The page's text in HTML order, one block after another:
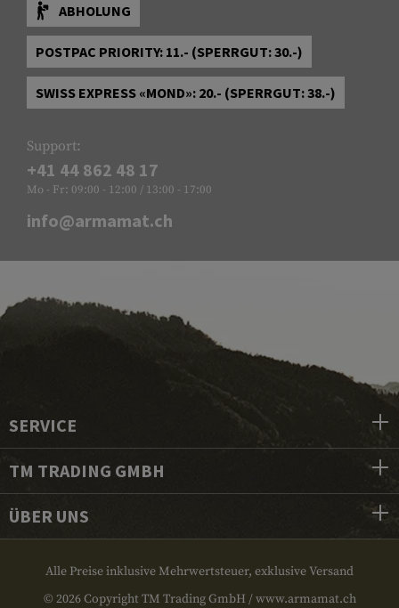
ABHOLUNG
POSTPAC PRIORITY: 11.- (SPERRGUT: 30.-)
SWISS EXPRESS «MOND»: 20.- (SPERRGUT: 38.-)
Support:
+41 44 862 48 17
Mo - Fr: 09:00 - 12:00 / 13:00 - 17:00
info@armamat.ch
SERVICE
TM TRADING GMBH
ÜBER UNS
Alle Preise inklusive Mehrwertsteuer, exklusive Versand
© 2026 Copyright TM Trading GmbH / www.armamat.ch